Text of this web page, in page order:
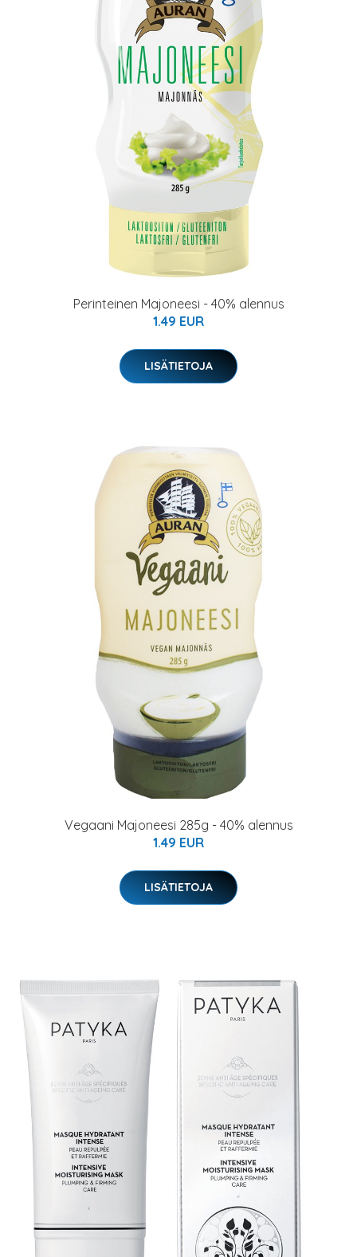
Perinteinen Majoneesi - 40% alennus
1.49 EUR
LISÄTIETOJA
Vegaani Majoneesi 285g - 40% alennus
1.49 EUR
LISÄTIETOJA